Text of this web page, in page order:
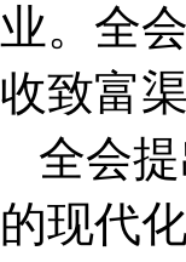
业。全
收致富
全会
的现代化